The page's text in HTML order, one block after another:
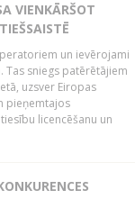
VIENKĀRŠOT
un ievērojami
sniegs patērētājiem
uzsver Eiropas
pieņemtajos
licencēšanu un